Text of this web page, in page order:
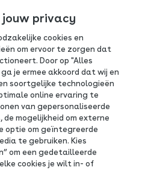
social
jouw privacy
cookies en
om ervoor te zorgen dat
Door op "Alles
je ermee akkoord dat wij en
soortgelijke technologieën
online ervaring te
van gepersonaliseerde
mogelijkheid om externe
optie om geïntegreerde
te gebruiken. Kies
om een gedetailleerde
cookies je wilt in- of